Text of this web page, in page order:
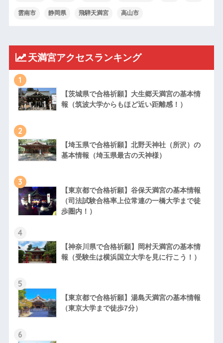
雲南市 静岡県 飛騨天満宮 高山市
天満宮アクセスランキング
1
【茨城県で合格祈願】大生郷天満宮の基本情
報（筑波大学からもほど近い距離感！）
2
【埼玉県で合格祈願】北野天神社（所沢）の
基本情報（埼玉県最古の天神様）
3
【東京都で合格祈願】谷保天満宮の基本情報
（司法試験合格率上位常連の一橋大学まで徒
歩圏内！）
4
【神奈川県で合格祈願】岡村天満宮の基本情
報（受験生は横浜国立大学を見に行こう！）
5
【東京都で合格祈願】湯島天満宮の基本情報
（東京大学まで徒歩7分）
6